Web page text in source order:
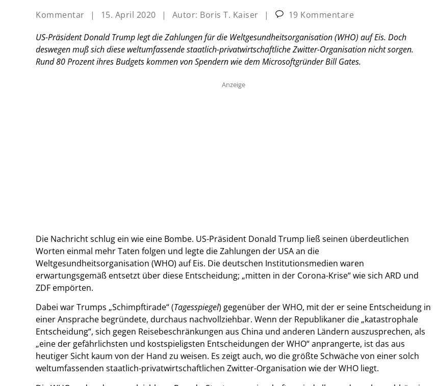
Kommentar | 15. April 2020 | Autor: Boris T. Kaiser |
19 Kommentare
US-Präsident Donald Trump legt die Zahlungen für die Weltgesundheitsorganisation (WHO) auf Eis. Doch
deswegen muß sich diese weltumfassende staatlich-privatwirtschaftliche Zwitter-Organisation nicht sorgen.
Rund 80 Prozent ihres Budgets kommen von Spendern wie dem Microsoftgründer Bill Gates.
Anzeige
Die Nachricht schlug ein wie eine Bombe. US-Präsident Donald Trump ließ seinen überdeutlichen
Worten einmal mehr Taten folgen und legte die Zahlungen der USA an die
Weltgesundheitsorganisation (WHO) auf Eis. Die deutschen Institutionsmedien waren
erwartungsgemäß entsetzt über diese Entscheidung; „mitten in der Corona-Krise“ wie sich ARD und
ZDF empörten.
Dabei war Trumps „Schimpftirade“ (Tagesspiegel) gegenüber der WHO, mit der er seine Entscheidung in
einer Ansprache begründete, durchaus nachvollziehbar. Wenn der Republikaner die „katastrophale
Entscheidung“, sich gegen Reisebeschränkungen aus China und anderen Ländern auszusprechen, als
„eine der gefährlichsten und kostspieligsten Entscheidungen der WHO“ anprangerte, ist das aus
heutiger Sicht kaum von der Hand zu weisen. Es zeigt auch, wo die größte Schwäche von einer solch
weltumfassenden staatlich-privatwirtschaftlichen Zwitter-Organisation wie der WHO liegt.